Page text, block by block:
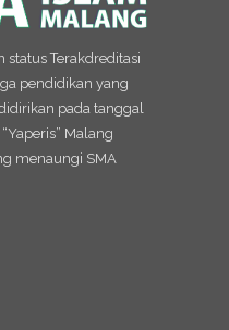
status Terakdreditasi
pendidikan yang
pada tanggal
Malang
menaungi SMA